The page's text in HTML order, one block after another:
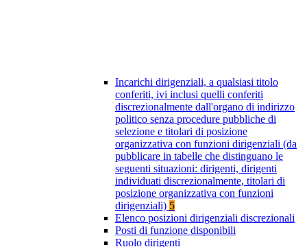
Incarichi dirigenziali, a qualsiasi titolo
conferiti, ivi inclusi quelli conferiti
discrezionalmente dall'organo di indirizzo
politico senza procedure pubbliche di
selezione e titolari di posizione
organizzativa con funzioni dirigenziali (da
pubblicare in tabelle che distinguano le
seguenti situazioni: dirigenti, dirigenti
individuati discrezionalmente, titolari di
posizione organizzativa con funzioni
dirigenziali) 5
Elenco posizioni dirigenziali discrezionali
Posti di funzione disponibili
Ruolo dirigenti